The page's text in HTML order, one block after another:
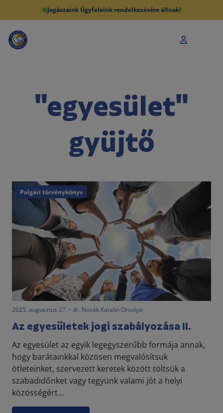
Jogászaink Ügyfeleink rendelkezésére állnak!
"egyesület"
gyüjtő
Polgári törvénykönyv
2025. augusztus 27. • dr. Novák Katalin Orsolya
Az egyesületek jogi szabályozása II.
Az egyesület az egyik legegyszerűbb formája annak,
hogy barátainkkal közösen megvalósítsuk
ötleteinket, szervezett keretek között töltsük a
szabadidőnket vagy tegyünk valami jót a helyi
közösségért...